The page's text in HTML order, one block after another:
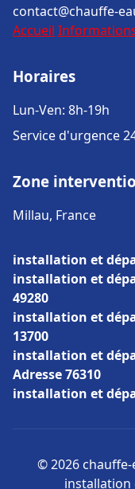
contact@chauffe-
Accueil
Horaires
Lun-Ven: 8h-19h
Service d'urgence
Zone
Millau, France
installation et
installation et
49280
installation et
13700
installation et
Adresse 76310
installation et
© 2026 chauffe-
installation